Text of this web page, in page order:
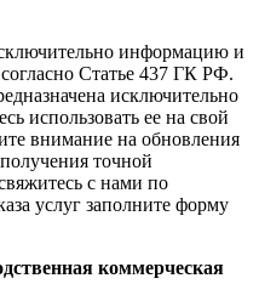
информацию и
Статье 437 ГК РФ.
исключительно
использовать ее на свой
внимание на обновления
точной
с нами по
услуг заполните форму
коммерческая